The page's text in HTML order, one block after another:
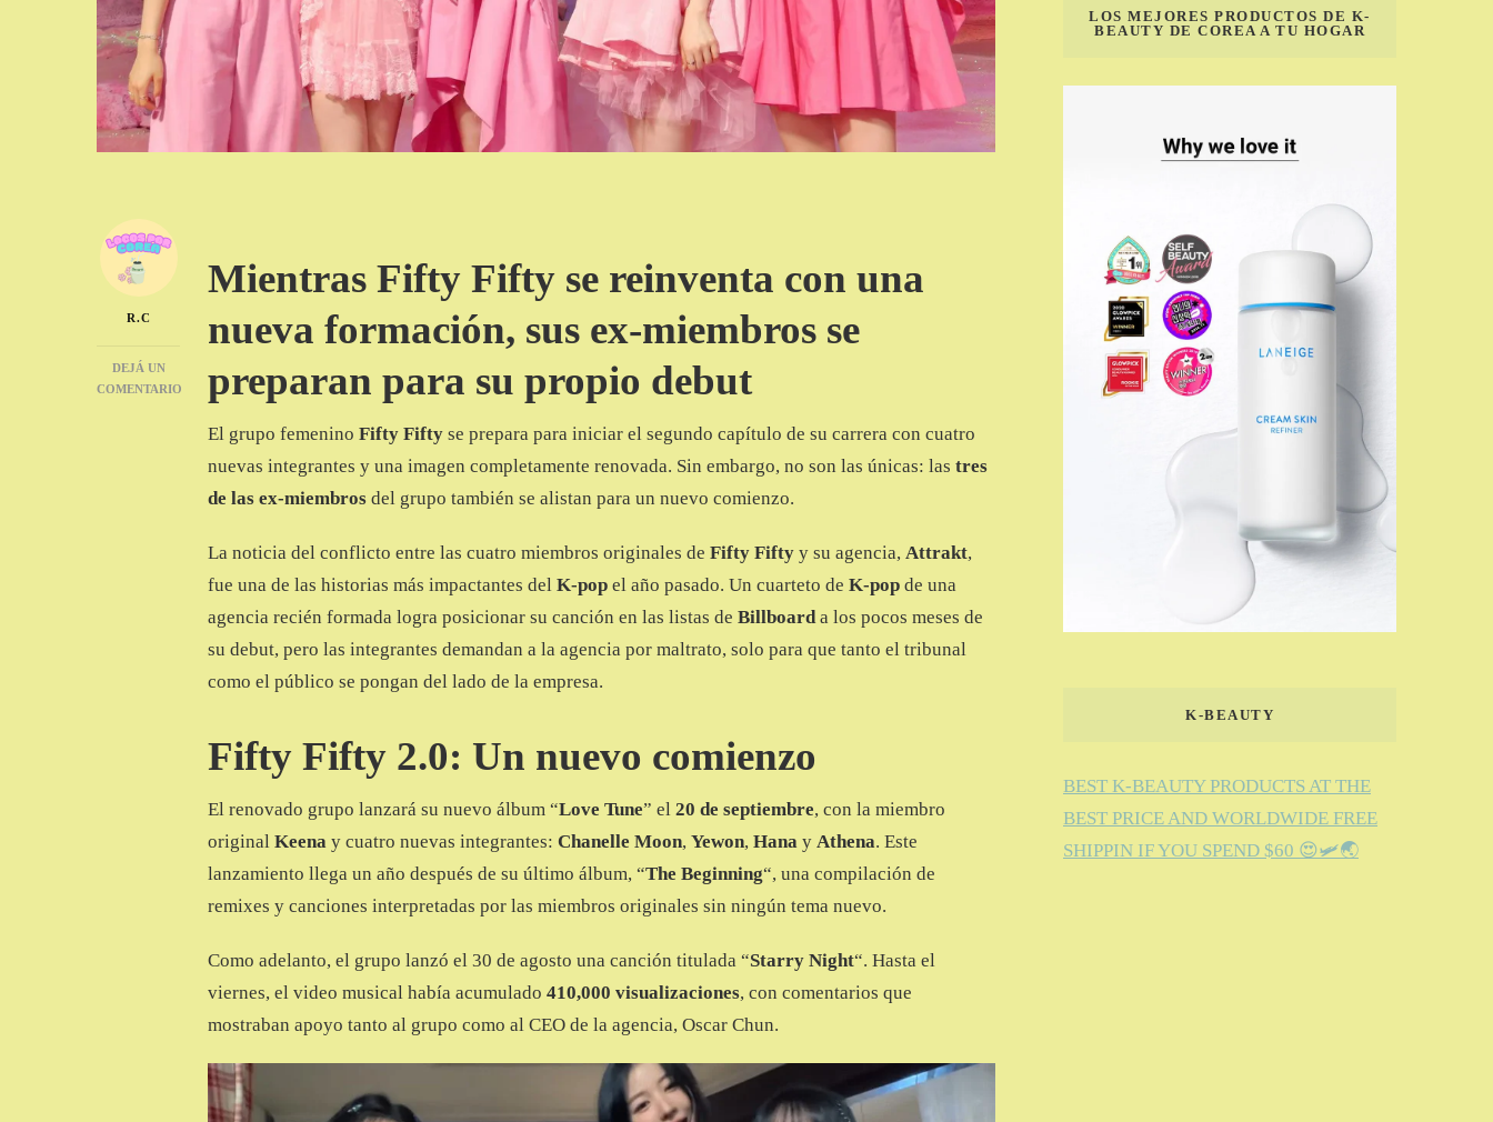
R.C
DEJÁ UN
COMENTARIO
Mientras Fifty Fifty se reinventa con una
nueva formación, sus ex-miembros se
preparan para su propio debut
El grupo femenino Fifty Fifty se prepara para iniciar el segundo capítulo de su carrera con cuatro
nuevas integrantes y una imagen completamente renovada. Sin embargo, no son las únicas: las tres
de las ex-miembros del grupo también se alistan para un nuevo comienzo.
La noticia del conflicto entre las cuatro miembros originales de Fifty Fifty y su agencia, Attrakt,
fue una de las historias más impactantes del K-pop el año pasado. Un cuarteto de K-pop de una
agencia recién formada logra posicionar su canción en las listas de Billboard a los pocos meses de
su debut, pero las integrantes demandan a la agencia por maltrato, solo para que tanto el tribunal
como el público se pongan del lado de la empresa.
Fifty Fifty 2.0: Un nuevo comienzo
El renovado grupo lanzará su nuevo álbum “Love Tune” el 20 de septiembre, con la miembro
original Keena y cuatro nuevas integrantes: Chanelle Moon, Yewon, Hana y Athena. Este
lanzamiento llega un año después de su último álbum, “The Beginning“, una compilación de
remixes y canciones interpretadas por las miembros originales sin ningún tema nuevo.
Como adelanto, el grupo lanzó el 30 de agosto una canción titulada “Starry Night“. Hasta el
viernes, el video musical había acumulado 410,000 visualizaciones, con comentarios que
mostraban apoyo tanto al grupo como al CEO de la agencia, Oscar Chun.
LOS MEJORES PRODUCTOS DE K-
BEAUTY DE COREA A TU HOGAR
K-BEAUTY
BEST K-BEAUTY PRODUCTS AT THE
BEST PRICE AND WORLDWIDE FREE
SHIPPIN IF YOU SPEND $60 😍🛩️🌏